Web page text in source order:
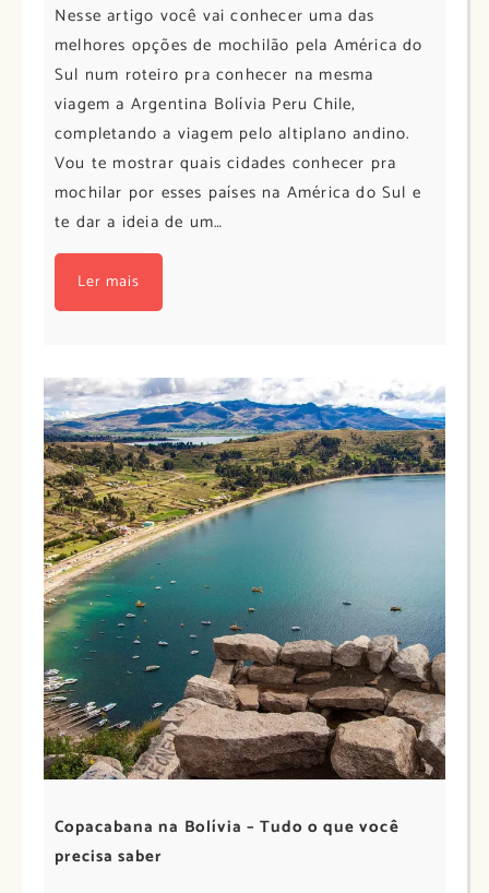
Nesse artigo você vai conhecer uma das
melhores opções de mochilão pela América do
Sul num roteiro pra conhecer na mesma
viagem a Argentina Bolívia Peru Chile,
completando a viagem pelo altiplano andino.
Vou te mostrar quais cidades conhecer pra
mochilar por esses países na América do Sul e
te dar a ideia de um…
Ler mais
Copacabana na Bolívia – Tudo o que você
precisa saber